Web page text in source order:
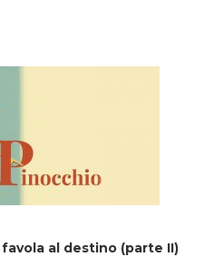
al destino (parte II)